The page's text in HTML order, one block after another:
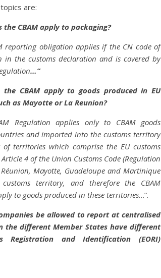
are:
the CBAM apply to packaging?
reporting obligation applies if the CN code of
in the customs declaration and is covered by
…”
the CBAM apply to goods produced in EU
as Mayotte or La Reunion?
Regulation applies only to CBAM goods
and imported into the customs territory
territories which comprise the EU customs
4 of the Union Customs Code (Regulation
Réunion, Mayotte, Guadeloupe and Martinique
territory, and therefore the CBAM
to goods produced in these territories…”.
be allowed to report at centralised
the different Member States have different
Registration and Identification (EORI)